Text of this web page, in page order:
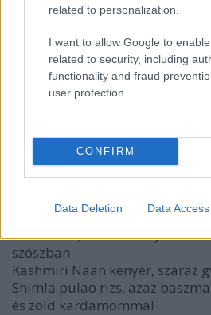
related to personalization.
I want to allow Google to
related to security, including
functionality and fraud
user protection.
CONFIRM
Data Deletion Data Access
Előétel
Shaame Kebaab, azaz
kerek alakban megsütve) naan
Aaloo Shimla Mirch, azaz
paradicsom kurkumás
Daniwal Korma, azaz
szószban
Aab Gosht, azaz
Kashmiri Naan kenyér, száraz
Shimla pulao rizs, azaz
és zöld kardamommal